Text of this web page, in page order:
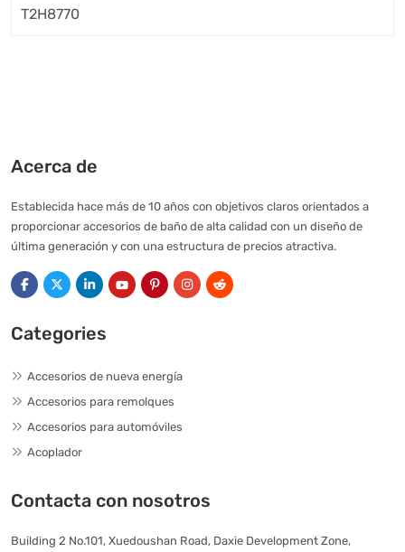
Acerca de
Establecida hace más de 10 años con objetivos claros orientados a
proporcionar accesorios de baño de alta calidad con un diseño de
última generación y con una estructura de precios atractiva.
Categories
Accesorios de nueva energía
Accesorios para remolques
Accesorios para automóviles
Acoplador
Contacta con nosotros
Building 2 No.101, Xuedoushan Road, Daxie Development Zone,